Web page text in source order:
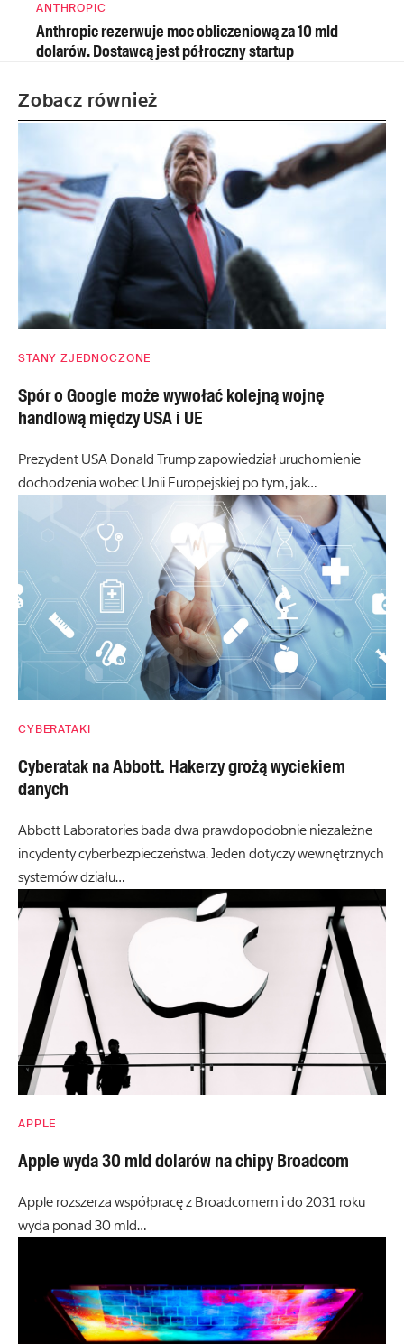
ANTHROPIC
Anthropic rezerwuje moc obliczeniową za 10 mld
dolarów. Dostawcą jest półroczny startup
Zobacz również
STANY ZJEDNOCZONE
Spór o Google może wywołać kolejną wojnę
handlową między USA i UE
Prezydent USA Donald Trump zapowiedział uruchomienie
dochodzenia wobec Unii Europejskiej po tym, jak…
CYBERATAKI
Cyberatak na Abbott. Hakerzy grożą wyciekiem
danych
Abbott Laboratories bada dwa prawdopodobnie niezależne
incydenty cyberbezpieczeństwa. Jeden dotyczy wewnętrznych
systemów działu…
APPLE
Apple wyda 30 mld dolarów na chipy Broadcom
Apple rozszerza współpracę z Broadcomem i do 2031 roku
wyda ponad 30 mld…